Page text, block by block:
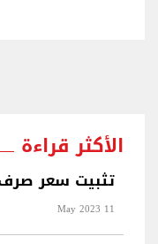
الأكثر قراءة
تثبيت سعر صرف
11 May 2023